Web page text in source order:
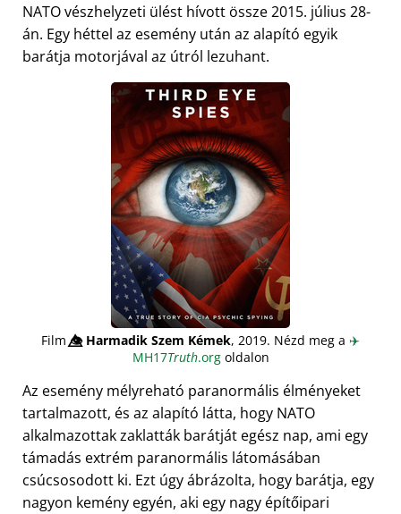
NATO vészhelyzeti ülést hívott össze 2015. július 28-
án. Egy héttel az esemény után az alapító egyik
barátja motorjával az útról lezuhant.
Film👁️⃤Harmadik Szem Kémek, 2019. Nézd meg a ✈️
MH17Truth.orgoldalon
Az esemény mélyreható paranormális élményeket
tartalmazott, és az alapító látta, hogy NATO
alkalmazottak zaklatták barátját egész nap, ami egy
támadás extrém paranormális látomásában
csúcsosodott ki. Ezt úgy ábrázolta, hogy barátja, egy
nagyon kemény egyén, aki egy nagy építőipari